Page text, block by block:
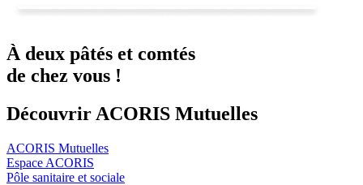
À deux pâtés et comtés
de chez vous !
Découvrir ACORIS Mutuelles
ACORIS Mutuelles
Espace ACORIS
Pôle sanitaire et sociale